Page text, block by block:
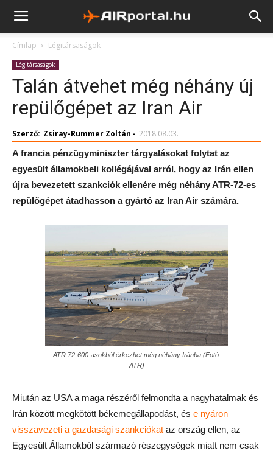
Címlap Légitársaságok
Légitársaságok
Talán átvehet még néhány új
repülőgépet az Iran Air
Szerző: Zsiray-Rummer Zoltán - 2018.08.03.
A francia pénzügyminiszter tárgyalásokat folytat az
egyesült államokbeli kollégájával arról, hogy az Irán ellen
újra bevezetett szankciók ellenére még néhány ATR-72-es
repülőgépet átadhasson a gyártó az Iran Air számára.
ATR 72-600-asokból érkezhet még néhány Iránba (Fotó:
ATR)
Miután az USA a maga részéről felmondta a nagyhatalmak és
Irán között megkötött békemegállapodást, és e nyáron
visszavezeti a gazdasági szankciókat az ország ellen, az
Egyesült Államokból származó részegységek miatt nem csak